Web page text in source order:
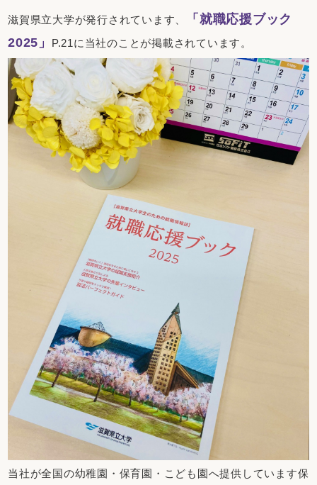
滋賀県立大学が発行されています、 「就職応援ブック
2025」
P.21に当社のことが掲載されています。
当社が全国の幼稚園・保育園・こども園へ提供しています保